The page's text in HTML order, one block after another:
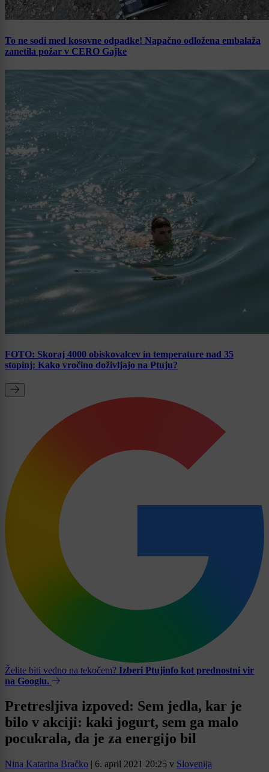
To ne sodi med kosovne odpadke! Napačno odložena embalaža
zanetila požar v CERO Gajke
FOTO: Skoraj 4000 obiskovalcev in temperature nad 35
stopinj: Kako vročino doživljajo na Ptuju?
Želite biti vedno na tekočem? Izberi Ptujinfo kot prednostni vir
na Googlu.
Pretresljiva izpoved: Sem jedla, kar je
bilo v akciji: kaki jogurt, sem ga malo
pocukrala, da je za energijo bil
Nina Katarina Bračko | 6. april 2021 20:25 v Slovenija